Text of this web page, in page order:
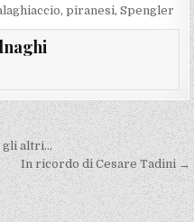
,piranesi,Spengler
gli altri…
In ricordo di Cesare Tadini →